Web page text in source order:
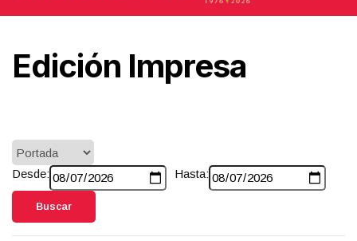
Edición Impresa
Desde: Hasta:
Buscar